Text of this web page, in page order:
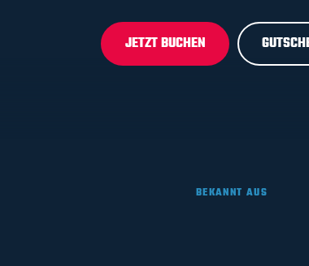
JETZT BUCHEN
BEKANNT AUS